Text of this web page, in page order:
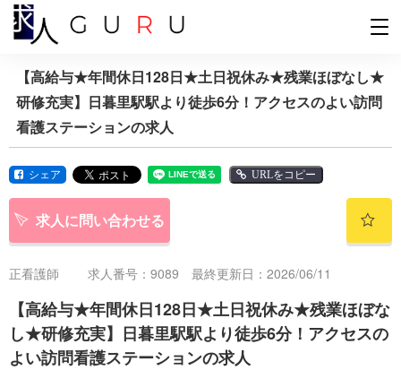
【高給与★年間休日128日★土日祝休み★残業ほぼなし★
研修充実】日暮里駅駅より徒歩6分！アクセスのよい訪問
看護ステーションの求人
シェア URLをコピー
求人に問い合わせる
正看護師 求人番号：9089 最終更新日：2026/06/11
【高給与★年間休日128日★土日祝休み★残業ほぼな
し★研修充実】日暮里駅駅より徒歩6分！アクセスの
よい訪問看護ステーションの求人